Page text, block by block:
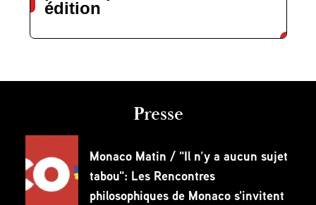
édition
Presse
Monaco Matin / "Il n’y a aucun sujet
tabou": Les Rencontres
philosophiques de Monaco s'invitent